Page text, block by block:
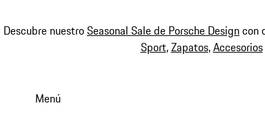
Descubre nuestroSeasonal Sale de Porsche Designcon
Sport,Zapatos,Accesorios
Menú